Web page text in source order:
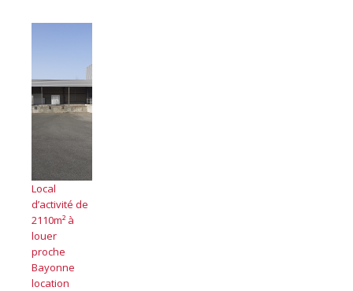
Local
d’activité de
2110m² à
louer
proche
Bayonne
location